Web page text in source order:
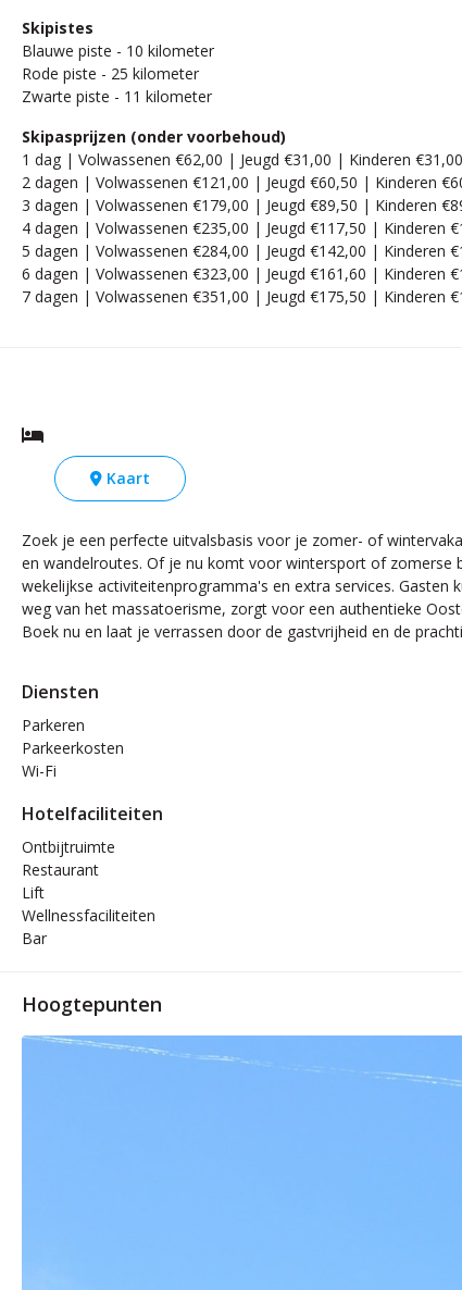
Skipistes
Blauwe piste - 10 kilometer
Rode piste - 25 kilometer
Zwarte piste - 11 kilometer
Skipasprijzen (onder voorbehoud)
1 dag | Volwassenen €62,00 | Jeugd €31,00 | Kinderen €31,00
2 dagen | Volwassenen €121,00 | Jeugd €60,50 | Kinderen
3 dagen | Volwassenen €179,00 | Jeugd €89,50 | Kinderen
4 dagen | Volwassenen €235,00 | Jeugd €117,50 | Kinderen
5 dagen | Volwassenen €284,00 | Jeugd €142,00 | Kinderen
6 dagen | Volwassenen €323,00 | Jeugd €161,60 | Kinderen
7 dagen | Volwassenen €351,00 | Jeugd €175,50 | Kinderen
Kaart
Zoek je een perfecte uitvalsbasis voor je zomer- of
en wandelroutes. Of je nu komt voor wintersport of zomerse
wekelijkse activiteitenprogramma's en extra services.
weg van het massatoerisme, zorgt voor een authentieke
Boek nu en laat je verrassen door de gastvrijheid en de
Diensten
Parkeren
Parkeerkosten
Wi-Fi
Hotelfaciliteiten
Ontbijtruimte
Restaurant
Lift
Wellnessfaciliteiten
Bar
Hoogtepunten